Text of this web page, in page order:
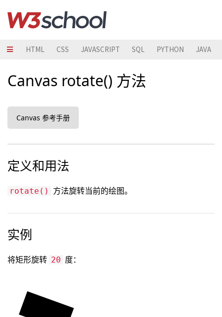
HTML CSS JAVASCRIPT SQL PYTHON JAVA
Canvas rotate() 方法
Canvas 参考手册
定义和用法
rotate() 方法旋转当前的绘图。
实例
将矩形旋转 20 度：